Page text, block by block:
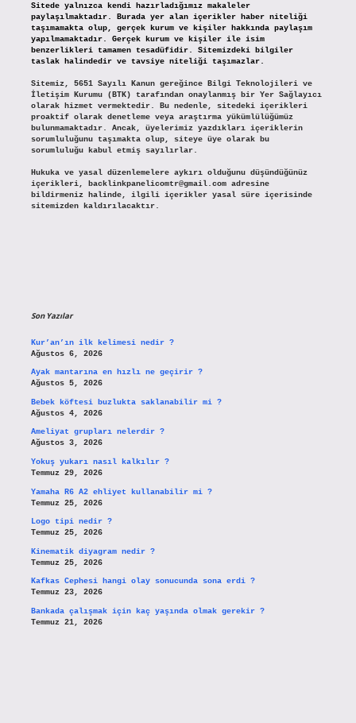
Sitede yalnızca kendi hazırladığımız makaleler
paylaşılmaktadır. Burada yer alan içerikler haber niteliği
taşımamakta olup, gerçek kurum ve kişiler hakkında paylaşım
yapılmamaktadır. Gerçek kurum ve kişiler ile isim
benzerlikleri tamamen tesadüfidir. Sitemizdeki bilgiler
taslak halindedir ve tavsiye niteliği taşımazlar.
Sitemiz, 5651 Sayılı Kanun gereğince Bilgi Teknolojileri ve
İletişim Kurumu (BTK) tarafından onaylanmış bir Yer Sağlayıcı
olarak hizmet vermektedir. Bu nedenle, sitedeki içerikleri
proaktif olarak denetleme veya araştırma yükümlülüğümüz
bulunmamaktadır. Ancak, üyelerimiz yazdıkları içeriklerin
sorumluluğunu taşımakta olup, siteye üye olarak bu
sorumluluğu kabul etmiş sayılırlar.
Hukuka ve yasal düzenlemelere aykırı olduğunu düşündüğünüz
içerikleri,
backlinkpanelicomtr@gmail.comadresine
bildirmeniz halinde, ilgili içerikler yasal süre içerisinde
sitemizden kaldırılacaktır.
Son Yazılar
Kur’an’ın ilk kelimesi nedir ?
Ağustos 6, 2026
Ayak mantarına en hızlı ne geçirir ?
Ağustos 5, 2026
Bebek köftesi buzlukta saklanabilir mi ?
Ağustos 4, 2026
Ameliyat grupları nelerdir ?
Ağustos 3, 2026
Yokuş yukarı nasıl kalkılır ?
Temmuz 29, 2026
Yamaha R6 A2 ehliyet kullanabilir mi ?
Temmuz 25, 2026
Logo tipi nedir ?
Temmuz 25, 2026
Kinematik diyagram nedir ?
Temmuz 25, 2026
Kafkas Cephesi hangi olay sonucunda sona erdi ?
Temmuz 23, 2026
Bankada çalışmak için kaç yaşında olmak gerekir ?
Temmuz 21, 2026